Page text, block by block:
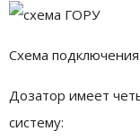
Схема
Дозатор имеет
систему: